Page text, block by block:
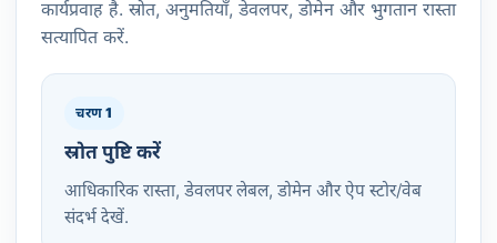
कार्यप्रवाह है. स्रोत, अनुमतियाँ, डेवलपर, डोमेन और भुगतान रास्ता
सत्यापित करें.
चरण 1
स्रोत पुष्टि करें
आधिकारिक रास्ता, डेवलपर लेबल, डोमेन और ऐप स्टोर/वेब
संदर्भ देखें.